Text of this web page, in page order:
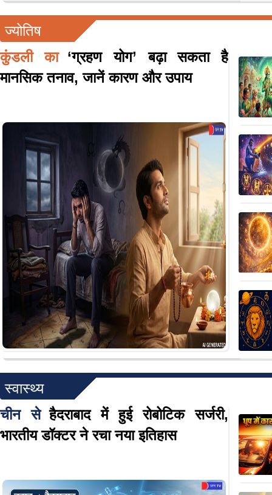
ज्योतिष
कुंडली का
‘ग्रहण योग’ बढ़ा सकता है
मानसिक तनाव, जानें कारण और उपाय
स्वास्थ्य
चीन से हैदराबाद में हुई रोबोटिक सर्जरी,
भारतीय डॉक्टर ने रचा नया इतिहास